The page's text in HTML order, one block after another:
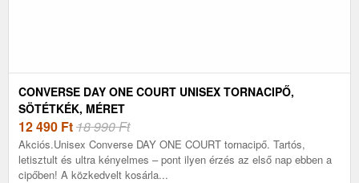
CONVERSE DAY ONE COURT UNISEX TORNACIPŐ,
SÖTÉTKÉK, MÉRET
12 490 Ft18 990 Ft
Akciós.Unisex Converse DAY ONE COURT tornacipő. Tartós,
letisztult és ultra kényelmes – pont ilyen érzés az első nap ebben a
cipőben! A közkedvelt kosárla...